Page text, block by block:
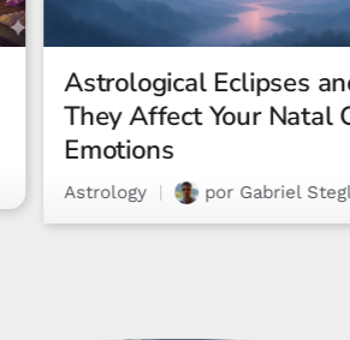
What Is a Rising Sign?
Ultimate Guide
Astrology